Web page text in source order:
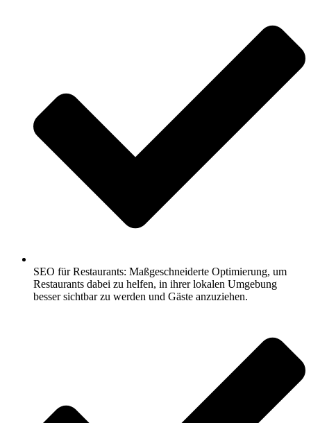
SEO für Restaurants: Maßgeschneiderte Optimierung, um
Restaurants dabei zu helfen, in ihrer lokalen Umgebung
besser sichtbar zu werden und Gäste anzuziehen.